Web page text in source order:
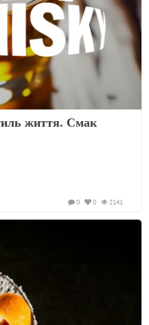
життя. Смак
2141
0
0